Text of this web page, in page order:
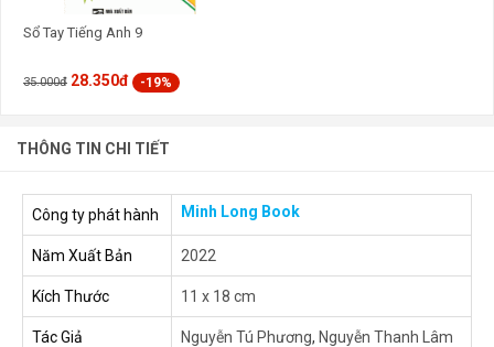
Sổ Tay Tiếng Anh 9
35.000đ 28.350đ -19%
THÔNG TIN CHI TIẾT
Công ty phát hành Minh Long Book
Năm Xuất Bản 2022
Kích Thước 11 x 18 cm
Tác Giả Nguyễn Tú Phương, Nguyễn Thanh Lâm